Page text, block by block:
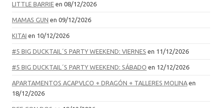
LITTLE BARRIE en 08/12/2026
MAMAS GUN en 09/12/2026
KITAI en 10/12/2026
#5 BIG DUCKTAIL´S PARTY WEEKEND: VIERNES en 11/12/2026
#5 BIG DUCKTAIL´S PARTY WEEKEND: SÁBADO en 12/12/2026
APARTAMENTOS ACAPVLCO + DRAGÓN + TALLERES MOLINA en
18/12/2026